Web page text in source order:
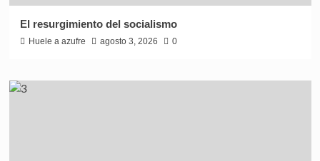
El resurgimiento del socialismo
Huele a azufre agosto 3, 2026 0